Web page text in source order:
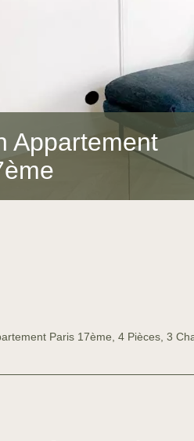
Appartement
Paris 17ème, 4 Pièces, 3